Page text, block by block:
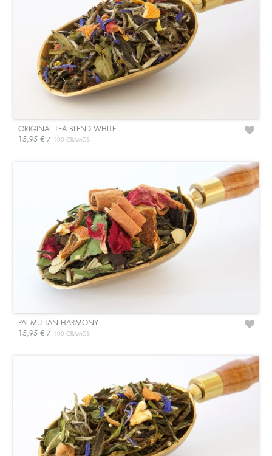
ORIGINAL TEA BLEND WHITE
15,95 € /
100 GRAMOS
PAI MU TAN HARMONY
15,95 € /
100 GRAMOS